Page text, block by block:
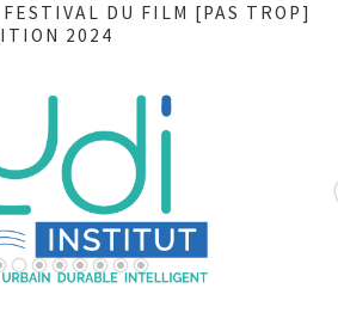
DU FILM [PAS TROP]
2024